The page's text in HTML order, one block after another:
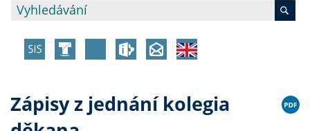
Zápisy z jednání kolegia